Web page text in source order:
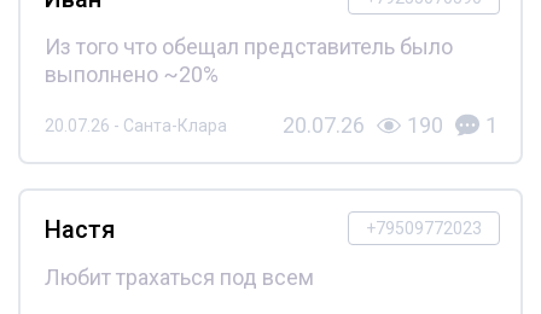
Из того что обещал представитель было
выполнено ~20%
20.07.26 - Санта-Клара 20.07.26 190 1
+79509772023
Настя
Любит трахаться под всем